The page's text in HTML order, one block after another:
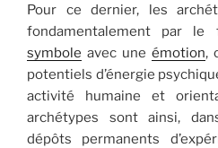
Pour ce dernier, les
fondamentalement par le
symbole avec une émotion,
potentiels d’énergie
activité humaine et
archétypes sont ainsi,
dépôts permanents